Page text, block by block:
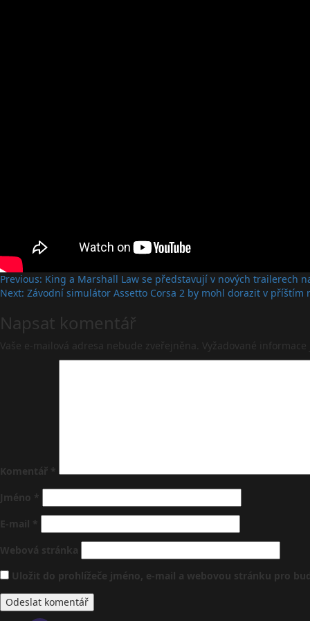
Post
navigation
Previous: King a Marshall Law se představují v nových trailerech
Next: Závodní simulátor Assetto Corsa 2 by mohl dorazit v příštím
Napsat komentář
Vaše e-mailová adresa nebude zveřejněna. Vyžadované
Komentář *
Jméno *
E-mail *
Webová stránka
Uložit do prohlížeče jméno, e-mail a webovou stránku pro